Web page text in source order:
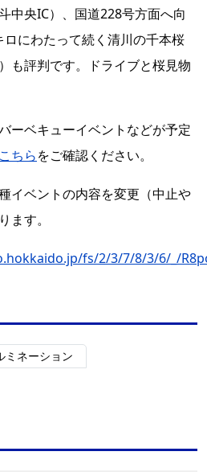
中央IC）、国道228号方面へ向
にわたって続く清川の千本桜
も評判です。ドライブと桜見物
ーベキューイベントなどが予定
こちらをご確認ください。
イベントの内容を変更（中止や
ます。
fs/2/3/7/8/3/6/_/
ミネーション